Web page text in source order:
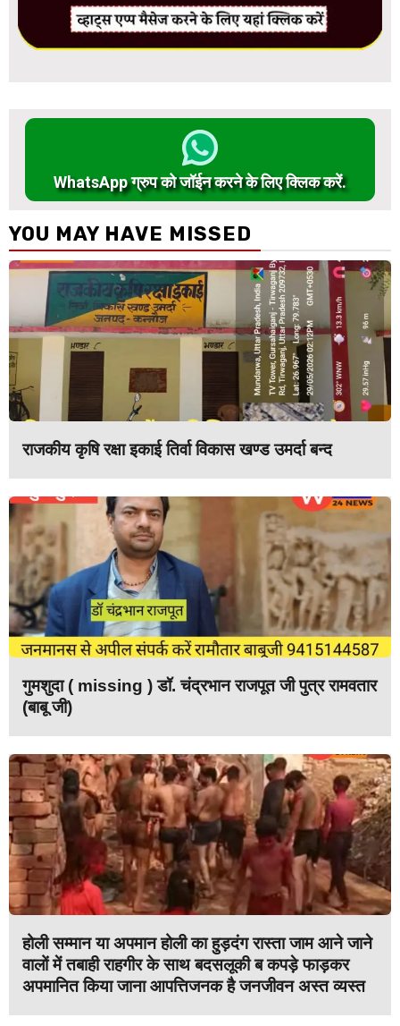
WhatsApp ग्रुप को जॉईन करने के लिए क्लिक करें.
YOU MAY HAVE MISSED
राजकीय कृषि रक्षा इकाई तिर्वा विकास खण्ड उमर्दा बन्द
गुमशुदा ( missing ) डॉ. चंद्रभान राजपूत जी पुत्र रामवतार
(बाबू जी)
होली सम्मान या अपमान होली का हुड़दंग रास्ता जाम आने जाने
वालों में तबाही राहगीर के साथ बदसलूकी ब कपड़े फाड़कर
अपमानित किया जाना आपत्तिजनक है जनजीवन अस्त व्यस्त